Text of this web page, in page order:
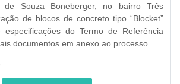
Souza Boneberger, no bairro Três
de blocos de concreto tipo “Blocket”
especificações do Termo de Referência
documentos em anexo ao processo.